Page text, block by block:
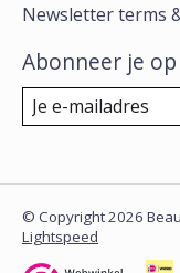
Newsletter terms
Abonneer je
© Copyright 2026
Lightspeed